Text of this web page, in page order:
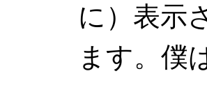
に）表示
ます。僕